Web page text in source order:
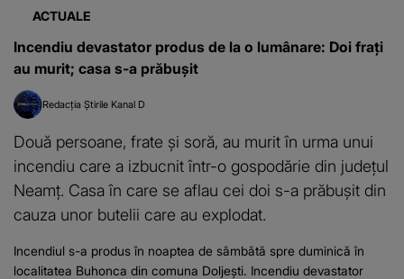
ACTUALE
Incendiu devastator produs de la o lumânare: Doi frați
au murit; casa s-a prăbușit
Redacția Știrile Kanal D
Două persoane, frate și soră, au murit în urma unui
incendiu care a izbucnit într-o gospodărie din județul
Neamț. Casa în care se aflau cei doi s-a prăbușit din
cauza unor butelii care au explodat.
Incendiul s-a produs în noaptea de sâmbătă spre duminică în
localitatea Buhonca din comuna Doljești. Incendiu devastator